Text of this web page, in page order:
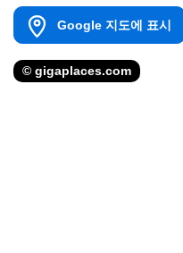
Google 지도에 표시
© gigaplaces.com